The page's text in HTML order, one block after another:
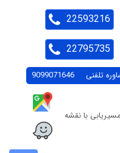
تلفنی 9099071646
مسیریابی با نقشه
22593216
22795735